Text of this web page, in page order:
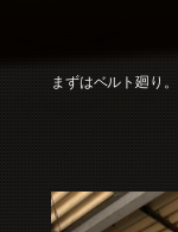
まずはベルト廻り。